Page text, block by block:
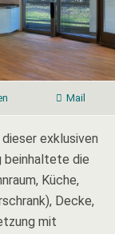
Mail
exklusiven
beinhaltete die
Küche,
Decke,
mit